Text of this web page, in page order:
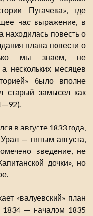
Пугачева», где
нас выражение, в
находилась повесть о
плана повести о
мы знаем, не
нескольких месяцев
было вполне
старый замысел как
в августе 1833 года,
— пятым августа,
введение, не
дочки», но
«валуевский» план
1834 — началом 1835